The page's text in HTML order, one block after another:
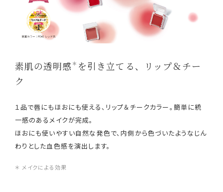
素肌の透明感 ＊ を引き立てる、リップ＆チー
ク
１品で唇にもほおにも使える、リップ＆チークカラー。簡単に統
一感のあるメイクが完成。
ほおにも使いやすい自然な発色で、内側から色づいたようなじん
わりとした血色感を演出します。
＊ メイクによる効果